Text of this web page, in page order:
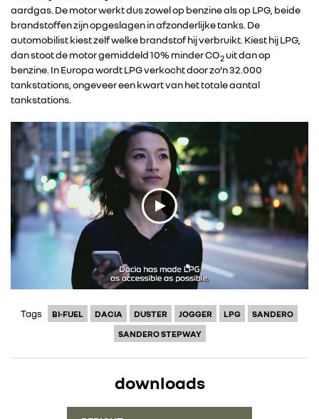
aardgas. De motor werkt dus zowel op benzine als op LPG, beide
brandstoffen zijn opgeslagen in afzonderlijke tanks. De
automobilist kiest zelf welke brandstof hij verbruikt. Kiest hij LPG,
dan stoot de motor gemiddeld 10% minder CO2 uit dan op
benzine. In Europa wordt LPG verkocht door zo’n 32.000
tankstations, ongeveer een kwart van het totale aantal
tankstations.
Tags BI-FUEL DACIA DUSTER JOGGER LPG
SANDERO
SANDERO STEPWAY
downloads